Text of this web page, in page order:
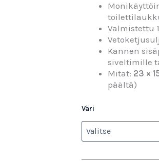
Valmistettu
Kannen
siveltimille
Mitat: 23 ×
päältä)
Väri